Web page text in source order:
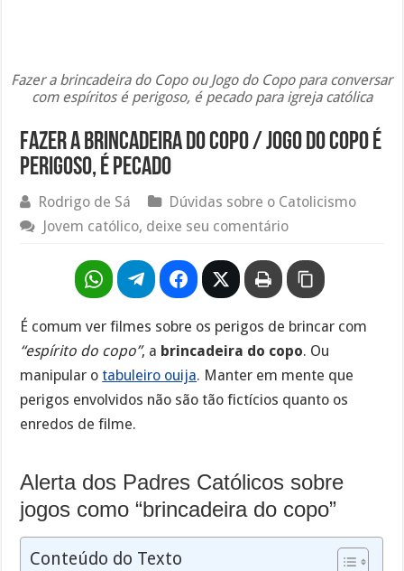
Fazer a brincadeira do Copo ou Jogo do Copo para conversar
com espíritos é perigoso, é pecado para igreja católica
Fazer a brincadeira do copo / jogo do copo é
perigoso, é pecado
Rodrigo de Sá
Dúvidas sobre o Catolicismo
Jovem católico, deixe seu comentário
É comum ver filmes sobre os perigos de brincar com
“espírito do copo”, a brincadeira do copo. Ou
manipular otabuleiro ouija. Manter em mente que
perigos envolvidos não são tão fictícios quanto os
enredos de filme.
Alerta dos Padres Católicos sobre
jogos como “brincadeira do copo”
Conteúdo do Texto